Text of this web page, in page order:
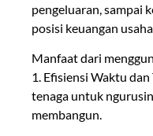
pengeluaran, sampai
posisi keuangan
Manfaat dari
1. Efisiensi Waktu
tenaga untuk
membangun.